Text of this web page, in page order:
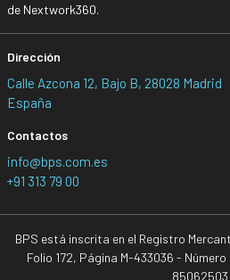
de Nextwork360.
Dirección
Calle Azcona 12, Bajo B, 28028 Madrid
España
Contactos
info@bps.com.es
+91 313 79 00
BPS está inscrita en el Registro
Folio 172, Página M-433036 -
85062503